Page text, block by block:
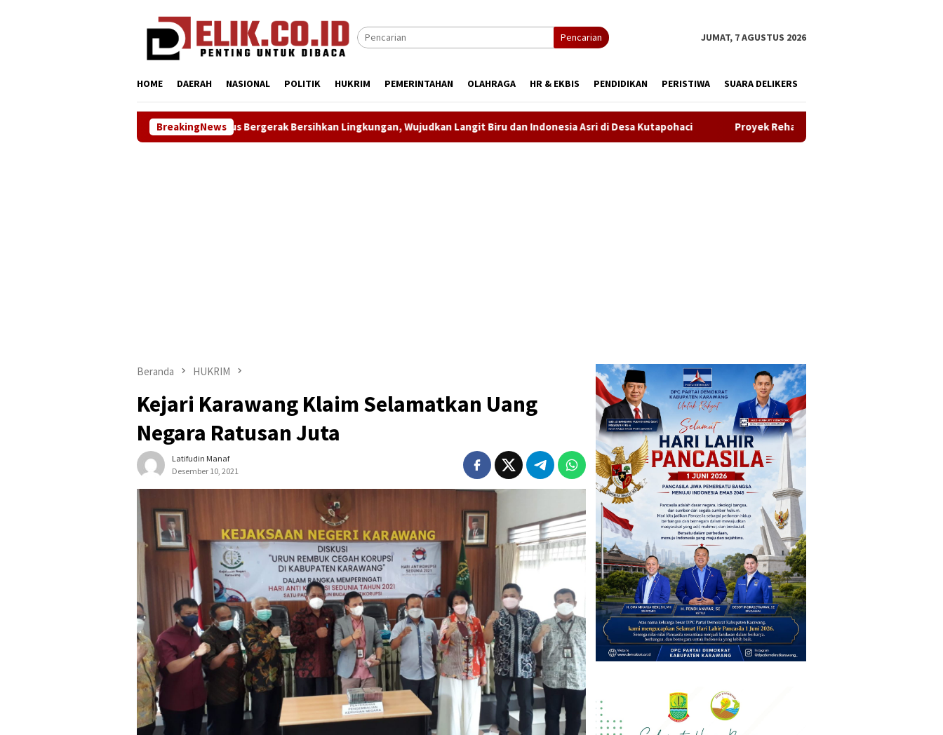
Pencarian JUMAT, 7 AGUSTUS 2026
HOME DAERAH NASIONAL POLITIK HUKRIM PEMERINTAHAN OLAHRAGA HR & EKBIS PENDIDIKAN PERISTIWA SUARA DELIKERS
BreakingNews
Karawang Terus Bergerak Bersihkan Lingkungan, Wujudkan Langit Biru dan Indonesia Asri di Desa Kutapohaci Proyek Rehabilitasi Ruang Kelas SDN Ciptamarga II Diduga Abaikan
Beranda HUKRIM
Kejari Karawang Klaim Selamatkan Uang
Negara Ratusan Juta
Latifudin Manaf
Desember 10, 2021